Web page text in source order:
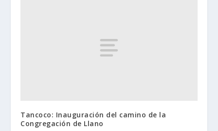
Tancoco: Inauguración del camino de la
Congregación de Llano